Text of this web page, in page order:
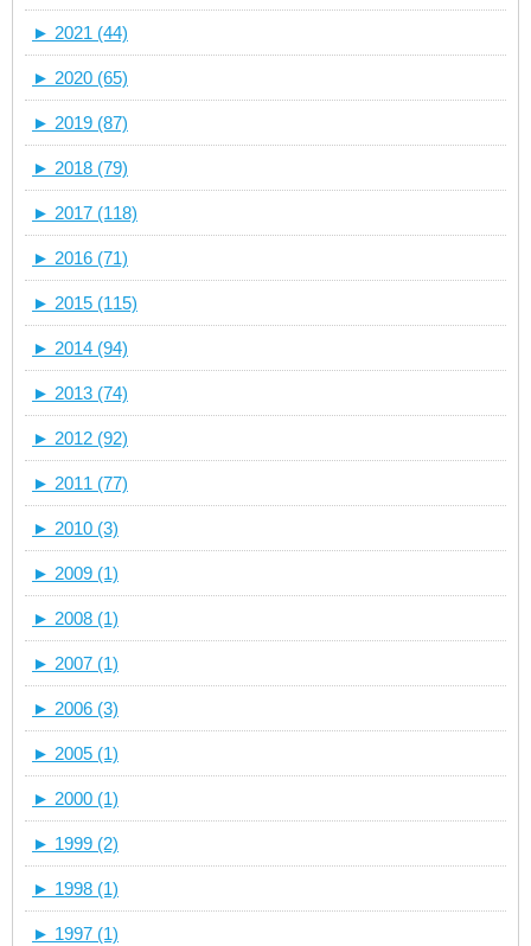
► 2021 (44)
► 2020 (65)
► 2019 (87)
► 2018 (79)
► 2017 (118)
► 2016 (71)
► 2015 (115)
► 2014 (94)
► 2013 (74)
► 2012 (92)
► 2011 (77)
► 2010 (3)
► 2009 (1)
► 2008 (1)
► 2007 (1)
► 2006 (3)
► 2005 (1)
► 2000 (1)
► 1999 (2)
► 1998 (1)
► 1997 (1)